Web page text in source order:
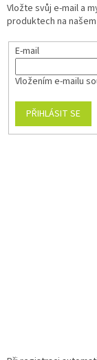
Vložte svůj e-mail a
produktech na
E-mail
Vložením e-mailu
PŘIHLÁSIT SE